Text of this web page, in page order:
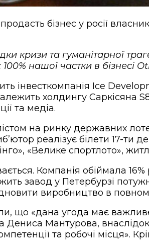
бізнес у росії
кризи та гуманітарної
нашої частки в бізнесі
інвесткомпанія Ice
холдингу Саркісяна
та медіа.
на ринку державних
реалізує білети 17-ти
«Велике спортлото»,
Компанія обіймала
завод у Петербурзі
виробництво в
що «дана угода має
Дениса Мантурова,
та робочі